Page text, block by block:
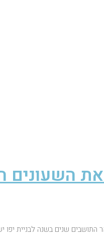
השעונים
שנים בשנה לבניית יפו